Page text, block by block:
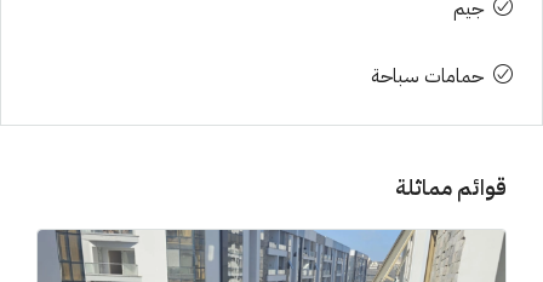
جيم
حمامات سباحة
قوائم مماثلة